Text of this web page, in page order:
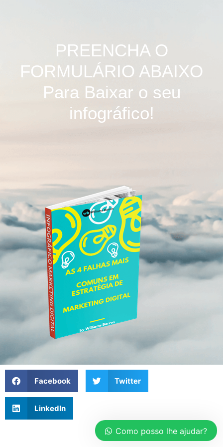
PREENCHA O
FORMULÁRIO ABAIXO
Para Baixar o seu
infográfico!
Facebook Twitter
LinkedIn
Como posso lhe ajudar?